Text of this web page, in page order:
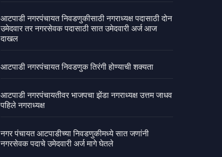
आटपाडी नगरपंचायत निवडणुकीसाठी नगराध्यक्ष पदासाठी दोन
उमेदवार तर नगरसेवक पदासाठी सात उमेदवारी अर्ज आज
दाखल
आटपाडी नगरपंचायत निवडणुक तिरंगी होण्याची शक्यता
आटपाडी नगरपंचायतीवर भाजपचा झेंडा नगराध्यक्ष उत्तम जाधव
पहिले नगराध्यक्ष
नगर पंचायत आटपाडीच्या निवडणुकीमध्ये सात जणांनी
नगरसेवक पदाचे उमेदवारी अर्ज मागे घेतले